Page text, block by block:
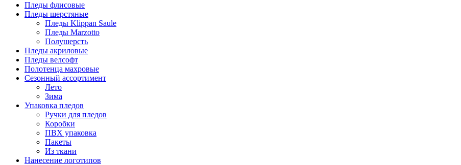
Пледы флисовые
Пледы шерстяные
Пледы Klippan Saule
Пледы Marzotto
Полушерсть
Пледы акриловые
Пледы велсофт
Полотенца махровые
Сезонный ассортимент
Лето
Зима
Упаковка пледов
Ручки для пледов
Коробки
ПВХ упаковка
Пакеты
Из ткани
Нанесение логотипов